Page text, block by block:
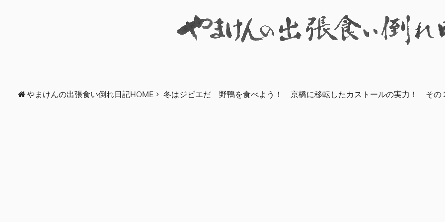
やまけんの出張食い倒れ日記HOME 冬はジビエだ 野鴨を食べよう！ 京橋に移転したカストールの実力！ その